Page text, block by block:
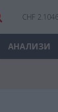
CHF
АНАЛИЗИ